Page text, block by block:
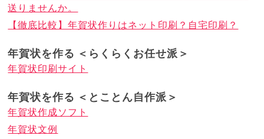
送りませんか。
【徹底比較】年賀状作りはネット印刷？自宅印刷？
年賀状を作る ＜らくらくお任せ派＞
年賀状印刷サイト
年賀状を作る ＜とことん自作派＞
年賀状作成ソフト
年賀状文例